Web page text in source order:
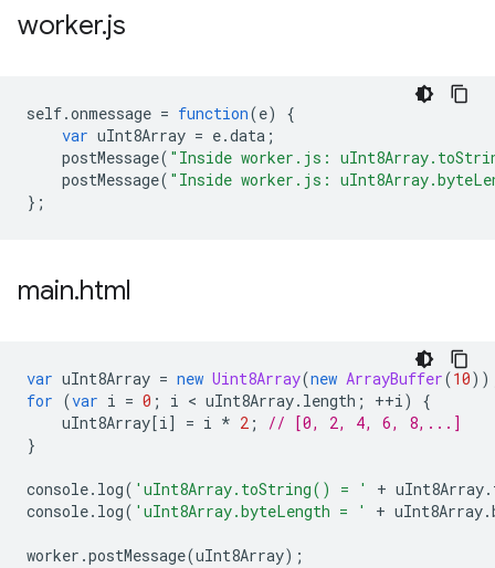
worker.js
self.onmessage = function(e)
{
var uInt8Array = e.data ;
postMessage( "Inside worker.js:
postMessage( "Inside worker.js:
};
main.html
var uInt8Array = new Uint8Array(new ArrayBuffer(10
for (var i = 0 ; i < uInt8Array. length ; ++i)
{
uInt8Array[i] = i * 2 ;
// [0, 2, 4, 6, 8,...]
}
console. log( 'uInt8Array.toString() = ' + uInt8Array.
console. log( 'uInt8Array.byteLength = ' + uInt8Array.
worker .postMessage(uInt8Array);